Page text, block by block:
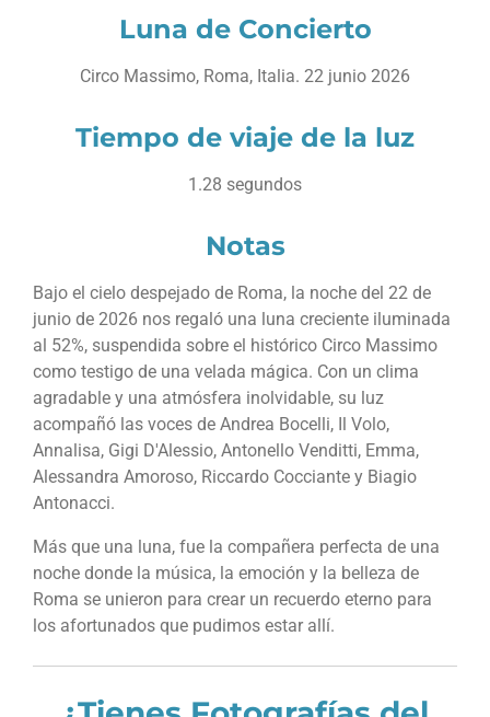
Luna de Concierto
Circo Massimo, Roma, Italia. 22 junio 2026
Tiempo de viaje de la luz
1.28 segundos
Notas
Bajo el cielo despejado de Roma, la noche del 22 de
junio de 2026 nos regaló una luna creciente iluminada
al 52%, suspendida sobre el histórico Circo Massimo
como testigo de una velada mágica. Con un clima
agradable y una atmósfera inolvidable, su luz
acompañó las voces de Andrea Bocelli, Il Volo,
Annalisa, Gigi D'Alessio, Antonello Venditti, Emma,
Alessandra Amoroso, Riccardo Cocciante y Biagio
Antonacci.
Más que una luna, fue la compañera perfecta de una
noche donde la música, la emoción y la belleza de
Roma se unieron para crear un recuerdo eterno para
los afortunados que pudimos estar allí.